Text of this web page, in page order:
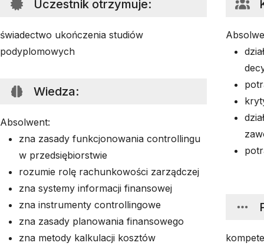
Uczestnik otrzymuje:
świadectwo ukończenia studiów
podyplomowych
Wiedza:
Absolwent:
zna zasady funkcjonowania controllingu
w przedsiębiorstwie
rozumie rolę rachunkowości zarządczej
zna systemy informacji finansowej
zna instrumenty controllingowe
zna zasady planowania finansowego
zna metody kalkulacji kosztów